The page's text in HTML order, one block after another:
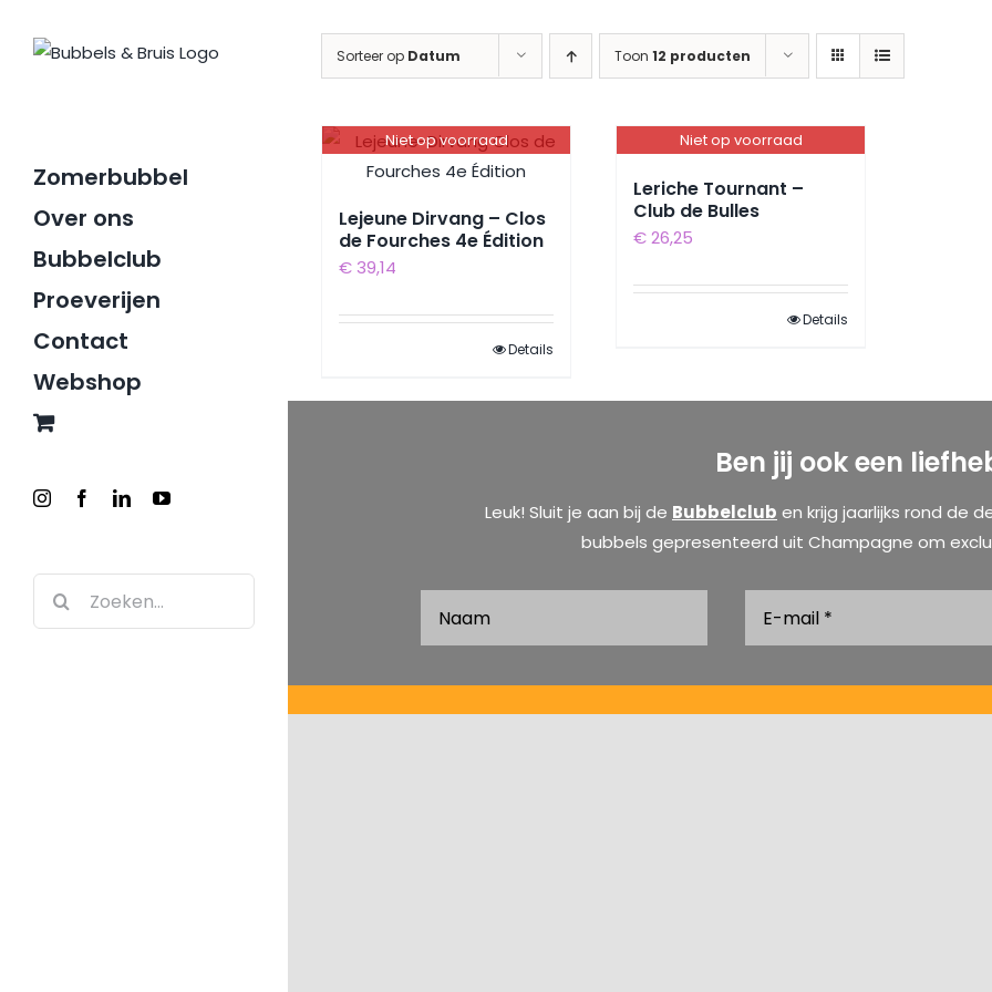
naar
Zomerbubbel
Over ons
Bubbelclub
Proeverijen
Contact
Webshop
InstagramFacebookLinkedInYouTube
naar:
Sorteer op Datum Toon 12 producten
Niet op voorraad
Lejeune Dirvang – Clos
de Fourches 4e Édition
€ 39,14
Details
Niet op voorraad
Leriche Tournant –
Club de Bulles
€26,25
Details
Ben jij ook een
Leuk! Sluit je aan bij de Bubbelclub en krijg jaarlijks rond de
bubbels gepresenteerd uit Champagne om